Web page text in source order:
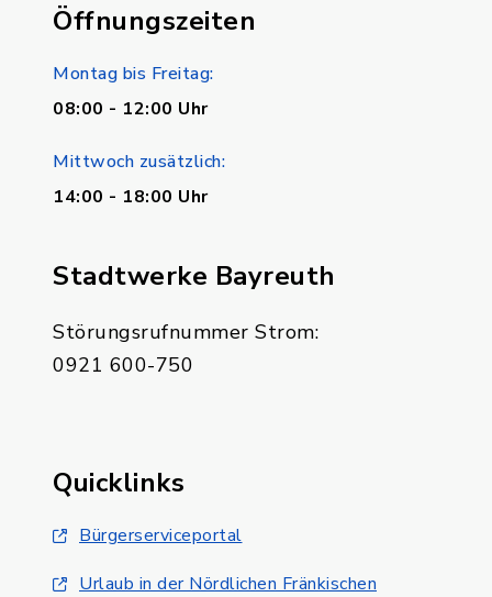
Öffnungszeiten
Montag bis Freitag:
08:00 - 12:00 Uhr
Mittwoch zusätzlich:
14:00 - 18:00 Uhr
Stadtwerke Bayreuth
Störungsrufnummer Strom:
0921 600-750
Quicklinks
Bürgerserviceportal
Urlaub in der Nördlichen Fränkischen